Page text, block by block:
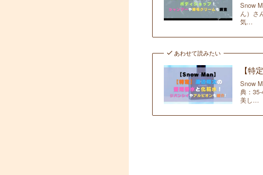
Snow
ん）さ
気…
あわせて読みたい
【特
Snow
典：
美し…